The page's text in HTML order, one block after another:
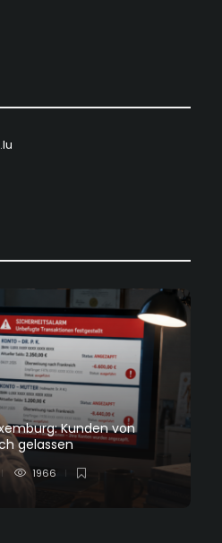
Kunden von
gelassen
1966